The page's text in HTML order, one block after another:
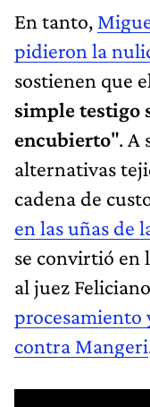
En tanto,
pidieron la
sostienen que
simple testigo
encubierto". A
alternativas
cadena de
en las uñas de
se convirtió en
al juez
procesamiento
contra Mangeri